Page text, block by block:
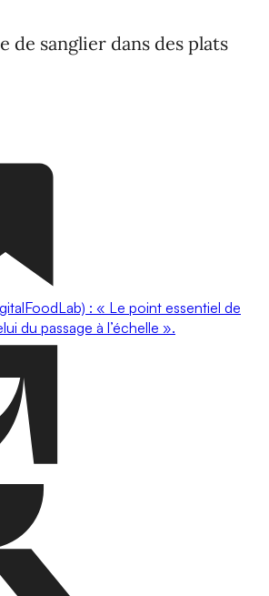
de sanglier dans des plats
: « Le point essentiel de
du passage à l’échelle ».